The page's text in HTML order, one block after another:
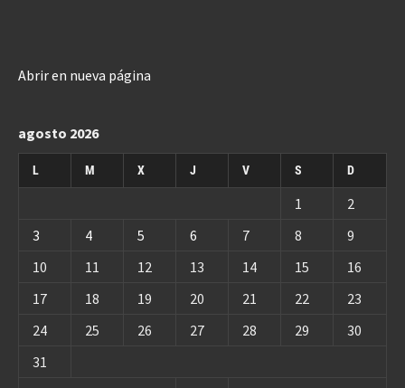
Abrir en nueva página
agosto 2026
L M X J V S D
1
2
3
4 5 6 7 8
9
10
11 12 13 14 15
16
17
18 19 20 21 22
23
24
25 26 27 28 29
30
31